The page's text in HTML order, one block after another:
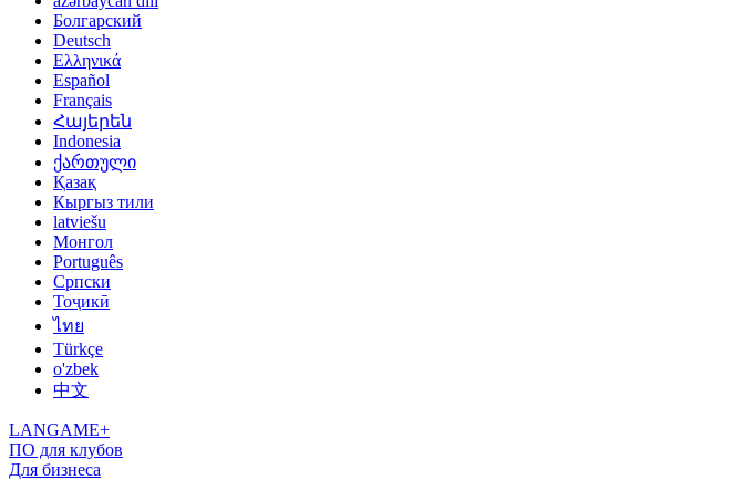
Болгарский
Deutsch
Ελληνικά
Español
Français
Հայերեն
Indonesia
ქართული
Қазақ
Кыргыз тили
latviešu
Монгол
Português
Српски
Тоҷикӣ
ไทย
Türkçe
o'zbek
中文
LANGAME+
ПО для клубов
Для бизнеса